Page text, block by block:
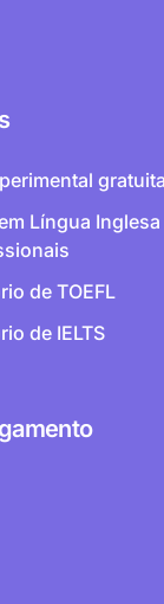
gratuita
Língua Inglesa
de TOEFL
de IELTS